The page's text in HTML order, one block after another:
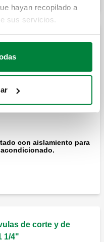
hayan recopilado a
sus servicios.
regulable para
662 y 664.
válvulas de corte y de
4"
con aislamiento para
de corte y de
1/4"